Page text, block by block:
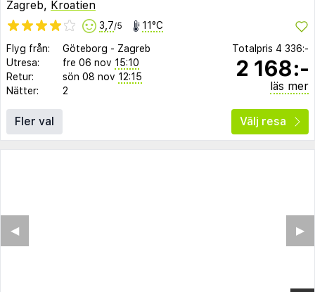
Zagreb, Kroatien
3,7/5 11°C
Flyg från: Göteborg - Zagreb
Utresa:
fre 06 nov 15:10
Retur:
sön 08 nov 12:15
Nätter:
2
Totalpris 4 336:-
2 168:-
läs mer
Fler val Välj resa